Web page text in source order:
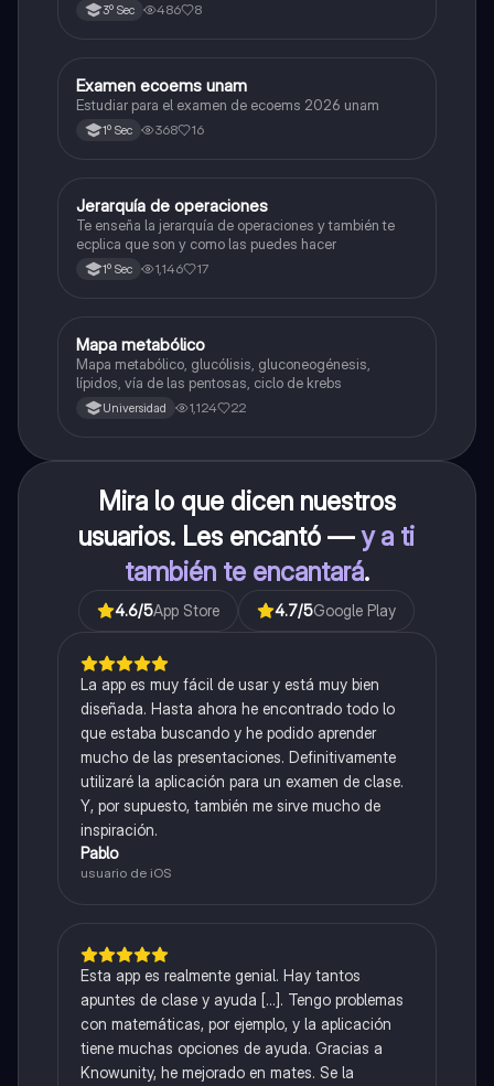
3º Sec 486 8
Español
Examen ecoems unam
Estudiar para el examen de ecoems 2026 unam
1º Sec 368 16
Matemáticas
Jerarquía de operaciones
Te enseña la jerarquía de operaciones y también te
ecplica que son y como las puedes hacer
1º Sec 1,146 17
Biología
Mapa metabólico
Mapa metabólico, glucólisis, gluconeogénesis,
lípidos, vía de las pentosas, ciclo de krebs
Universidad 1,124 22
Mira lo que dicen nuestros
usuarios. Les encantó —y a ti
también te encantará.
4.6/5App Store 4.7/5Google Play
La app es muy fácil de usar y está muy bien
diseñada. Hasta ahora he encontrado todo lo
que estaba buscando y he podido aprender
mucho de las presentaciones. Definitivamente
utilizaré la aplicación para un examen de clase.
Y, por supuesto, también me sirve mucho de
inspiración.
Pablo
usuario de iOS
Esta app es realmente genial. Hay tantos
apuntes de clase y ayuda [...]. Tengo problemas
con matemáticas, por ejemplo, y la aplicación
tiene muchas opciones de ayuda. Gracias a
Knowunity, he mejorado en mates. Se la